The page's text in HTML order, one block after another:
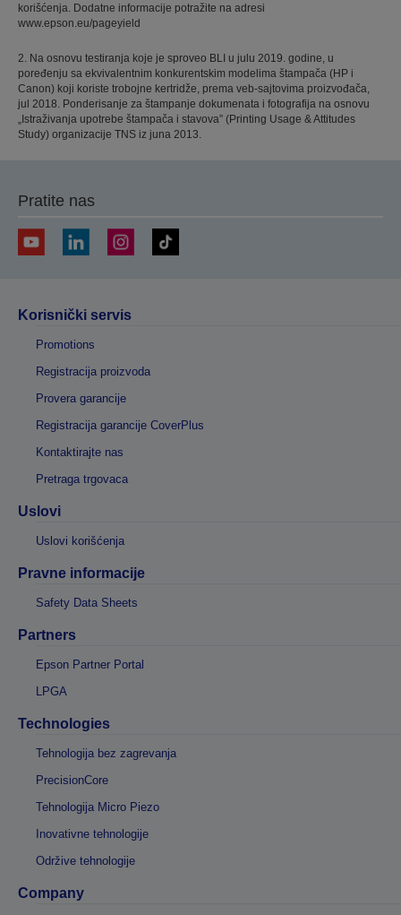
korišćenja. Dodatne informacije potražite na adresi
www.epson.eu/pageyield
2. Na osnovu testiranja koje je sproveo BLI u julu 2019. godine, u
poređenju sa ekvivalentnim konkurentskim modelima štampača (HP i
Canon) koji koriste trobojne kertridže, prema veb-sajtovima proizvođača,
jul 2018. Ponderisanje za štampanje dokumenata i fotografija na osnovu
„Istraživanja upotrebe štampača i stavova” (Printing Usage & Attitudes
Study) organizacije TNS iz juna 2013.
Pratite nas
Korisnički servis
Promotions
Registracija proizvoda
Provera garancije
Registracija garancije CoverPlus
Kontaktirajte nas
Pretraga trgovaca
Uslovi
Uslovi korišćenja
Pravne informacije
Safety Data Sheets
Partners
Epson Partner Portal
LPGA
Technologies
Tehnologija bez zagrevanja
PrecisionCore
Tehnologija Micro Piezo
Inovativne tehnologije
Održive tehnologije
Company